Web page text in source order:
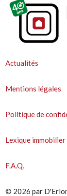
Actualités
Mentions légales
Politique de
Lexique immobilier
F.A.Q.
© 2026 par